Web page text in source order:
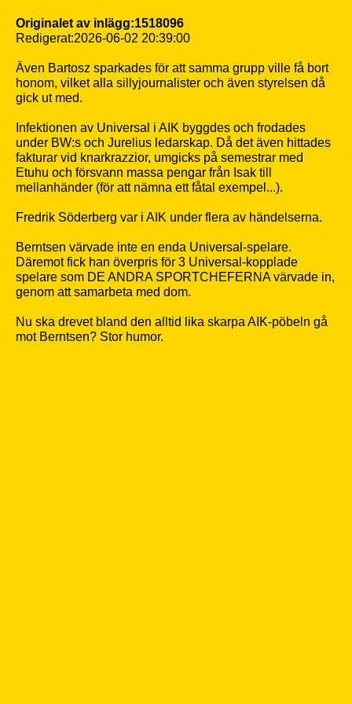
Originalet av inlägg:1518096
Redigerat:2026-06-02 20:39:00
Även Bartosz sparkades för att samma grupp ville få bort
honom, vilket alla sillyjournalister och även styrelsen då
gick ut med.
Infektionen av Universal i AIK byggdes och frodades
under BW:s och Jurelius ledarskap. Då det även hittades
fakturar vid knarkrazzior, umgicks på semestrar med
Etuhu och försvann massa pengar från Isak till
mellanhänder (för att nämna ett fåtal exempel...).
Fredrik Söderberg var i AIK under flera av händelserna.
Berntsen värvade inte en enda Universal-spelare.
Däremot fick han överpris för 3 Universal-kopplade
spelare som DE ANDRA SPORTCHEFERNA värvade in,
genom att samarbeta med dom.
Nu ska drevet bland den alltid lika skarpa AIK-pöbeln gå
mot Berntsen? Stor humor.